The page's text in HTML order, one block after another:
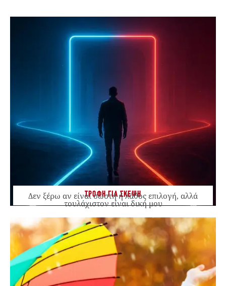
ΤΡΟΦΗ ΓΙΑ ΣΚΕΨΗ
Δεν ξέρω αν είναι σωστή ή λάθος επιλογή, αλλά
τουλάχιστον είναι δική μου